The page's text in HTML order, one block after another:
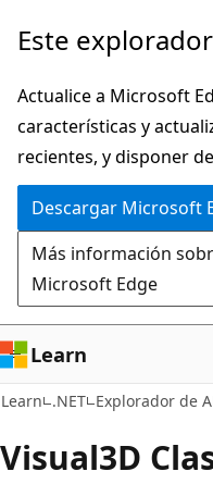
Ir
contenido
principal
Ir
la
navegación
en
la
página
Este
Actualice a Microsoft
características y
recientes, y disponer
Descargar Microsoft
Más información
Microsoft Edge
Learn
Learn .NET Explorador de
Visual3D